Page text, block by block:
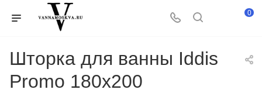
0
Шторка для ванны Iddis
Promo 180х200